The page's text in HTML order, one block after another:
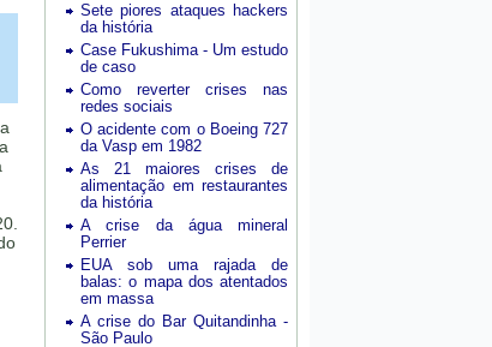
Sete piores ataques hackers
da história
Case Fukushima - Um estudo
de caso
Como reverter crises nas
redes sociais
O acidente com o Boeing 727
da Vasp em 1982
As 21 maiores crises de
alimentação em restaurantes
da história
A crise da água mineral
Perrier
EUA sob uma rajada de
balas: o mapa dos atentados
em massa
A crise do Bar Quitandinha -
São Paulo